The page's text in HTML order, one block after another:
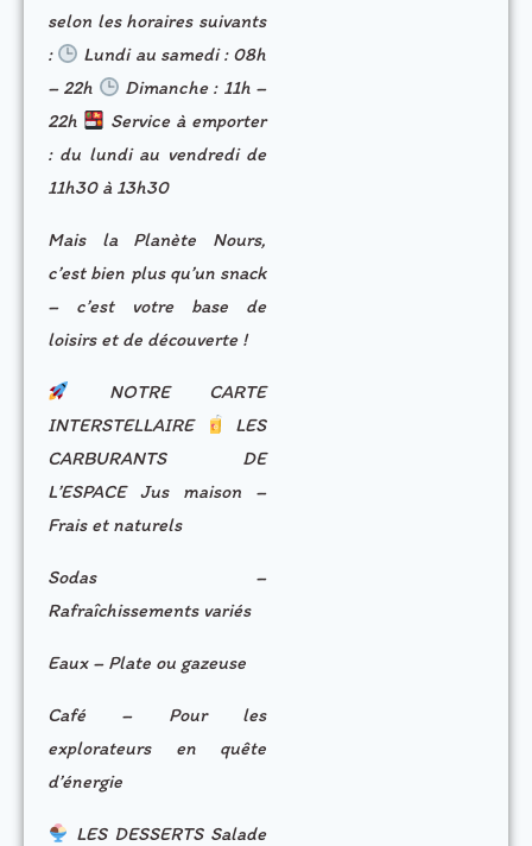
selon les horaires suivants
:
Lundi au samedi : 08h
– 22h
Dimanche : 11h –
22h
Service à emporter
: du lundi au vendredi de
11h30 à 13h30
Mais la Planète Nours,
c’est bien plus qu’un snack
– c’est votre base de
loisirs et de découverte !
NOTRE CARTE
INTERSTELLAIRE
LES
CARBURANTS DE
L’ESPACE Jus maison –
Frais et naturels
Sodas –
Rafraîchissements variés
Eaux – Plate ou gazeuse
Café – Pour les
explorateurs en quête
d’énergie
LES DESSERTS Salade